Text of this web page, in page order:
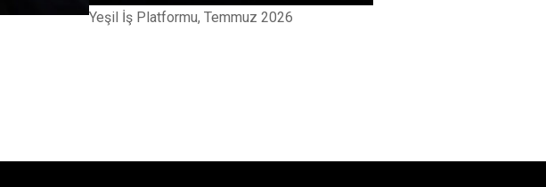
Yeşil İş Platformu, Temmuz 2026